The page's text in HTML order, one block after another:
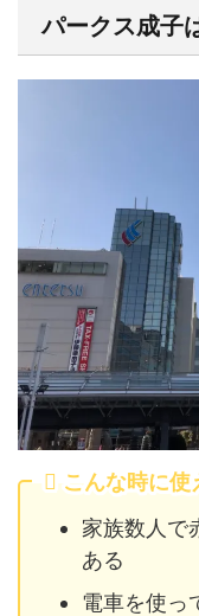
パークス成子
こんな時に使
家族数人で
ある
電車を使っ